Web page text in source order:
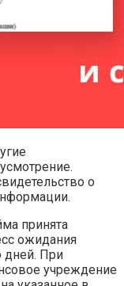
о
принята
ожидания
дней. При
учреждение